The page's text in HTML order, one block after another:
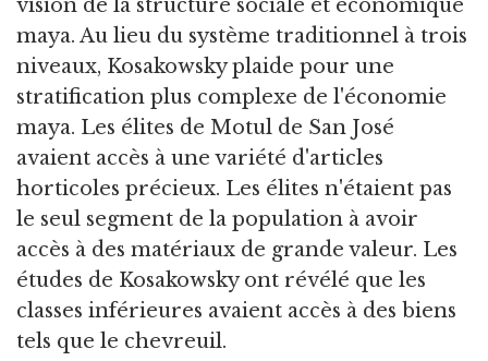
vision de la structure sociale et économique
maya. Au lieu du système traditionnel à trois
niveaux, Kosakowsky plaide pour une
stratification plus complexe de l'économie
maya. Les élites de Motul de San José
avaient accès à une variété d'articles
horticoles précieux. Les élites n'étaient pas
le seul segment de la population à avoir
accès à des matériaux de grande valeur. Les
études de Kosakowsky ont révélé que les
classes inférieures avaient accès à des biens
tels que le chevreuil.